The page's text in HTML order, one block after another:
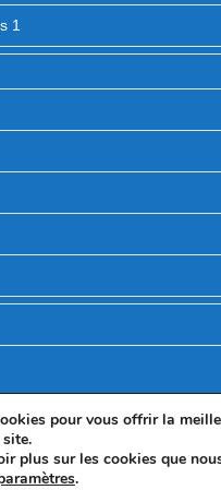
1
pour vous offrir la
plus sur les cookies que
.